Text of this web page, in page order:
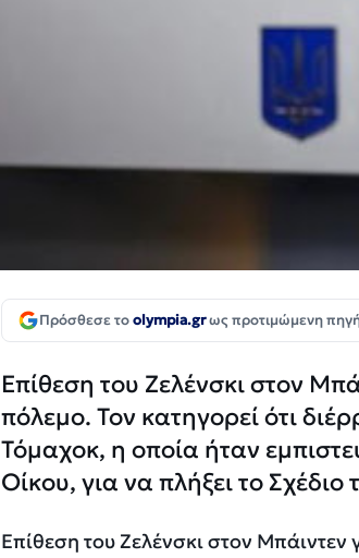
Πρόσθεσε τοolympia.grως προτιμώμενη
Επίθεση του Ζελένσκι στον
πόλεμο. Τον κατηγορεί ότι
Τόμαχοκ, η οποία ήταν
Οίκου, για να πλήξει το Σχέδιο
Επίθεση του Ζελένσκι στον